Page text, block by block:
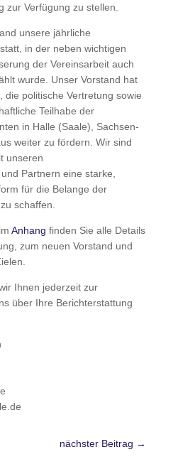
zur Verfügung zu stellen.
unsere jährliche
in der neben wichtigen
der Vereinsarbeit auch
wurde. Unser Vorstand hat
die politische Vertretung sowie
Teilhabe der
in Halle (Saale), Sachsen-
weiter zu fördern. Wir sind
unseren
Partnern eine starke,
für die Belange der
schaffen.
Anhang finden Sie alle Details
zum neuen Vorstand und
Ihnen jederzeit zur
über Ihre Berichterstattung
nächster Beitrag →